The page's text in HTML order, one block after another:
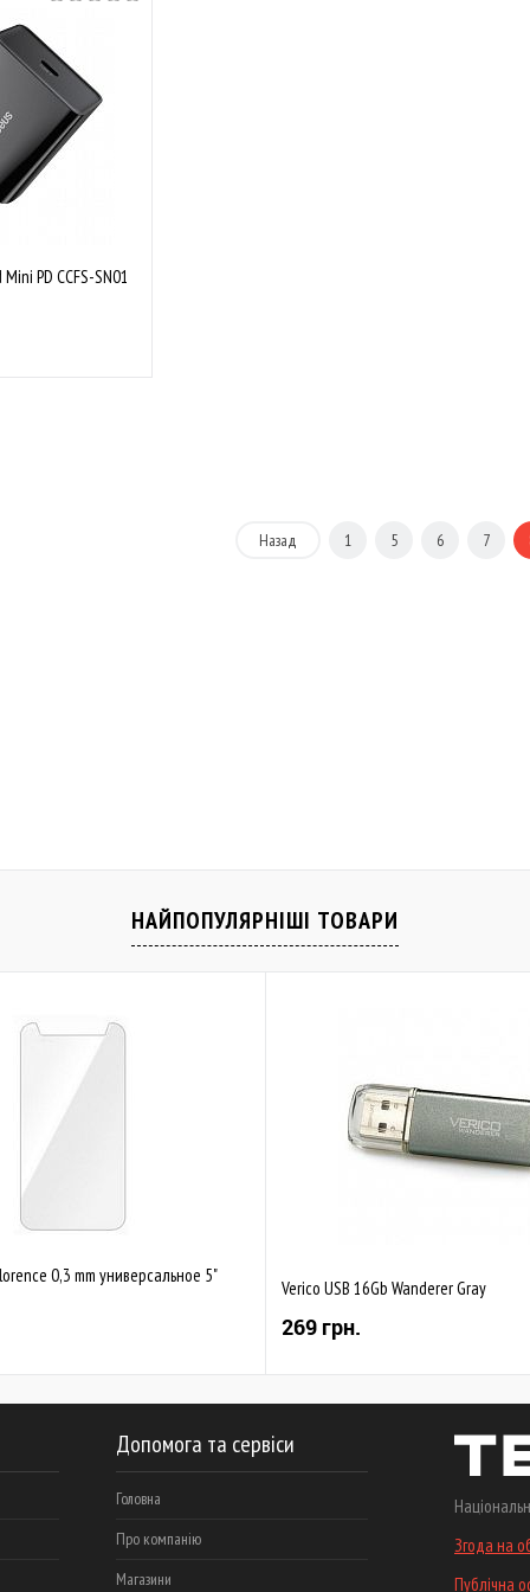
Порівняти
PD CCFS-SN01
Назад
1 5 6 7
НАЙПОПУЛЯРНІШІ ТОВАРИ
0,3 mm универсальное 5"
Verico USB 16Gb Wanderer Gray
269 грн.
Допомога та сервіси
Головна
Про компанію
Магазини
Згода на
Публічна